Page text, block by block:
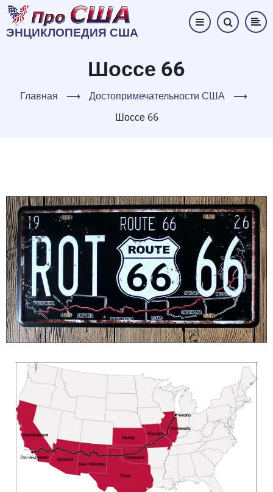
Перейти
основному
ЭНЦИКЛОПЕДИЯ США
Шоссе 66
Главная ⟶ Достопримечательности США
⟶
Шоссе 66